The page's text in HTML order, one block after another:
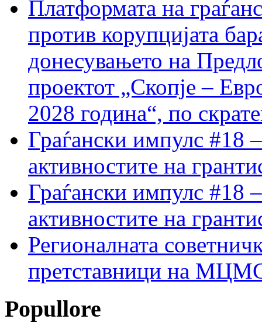
Платформата на
против корупцијата
донесувањето на
проектот „Скопје –
2028 година“, по
Граѓански импулс #18
активностите на
Граѓански импулс #18
активностите на
Регионалната
претставници на МЦМС
Popullore